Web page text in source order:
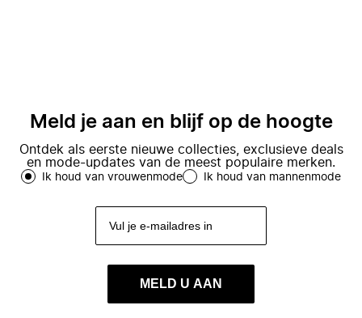
Meld je aan en blijf op de hoogte
Ontdek als eerste nieuwe collecties, exclusieve deals
en mode-updates van de meest populaire merken.
Ik houd van vrouwenmode Ik houd van mannenmode
MELD U AAN